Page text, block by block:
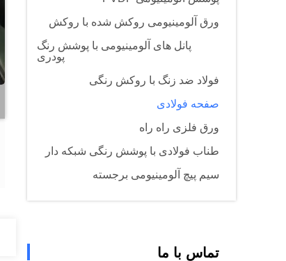
ورق آلومینیومی روکش شده با روکش
پانل های آلومینیومی با پوشش رنگ
پودری
فولاد ضد زنگ با روکش رنگی
صفحه فولادی
ورق فلزی راه راه
طناب فولادی با پوشش رنگی شبکه دار
سیم پیچ آلومینیومی برجسته
تماس با ما